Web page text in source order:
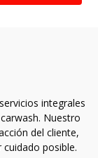
integrales
Nuestro
del cliente,
posible.